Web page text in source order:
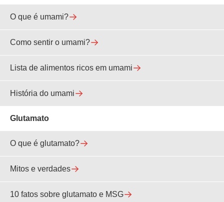
O que é umami?
Como sentir o umami?
Lista de alimentos ricos em umami
História do umami
Glutamato
O que é glutamato?
Mitos e verdades
10 fatos sobre glutamato e MSG